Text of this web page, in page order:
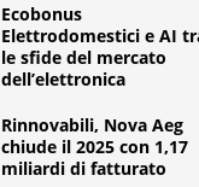
Ecobonus
Elettrodomestici e AI
le sfide del mercato
dell’elettronica
Rinnovabili, Nova Aeg
chiude il 2025 con 1,17
miliardi di fatturato